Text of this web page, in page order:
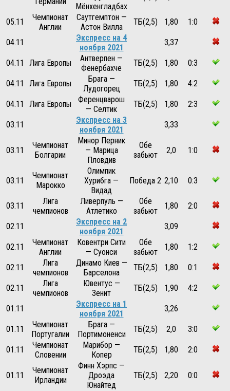
Мёнхенгладбах
05.11
Чемпионат
Англии
Саутгемптон —
Астон Вилла
ТБ(2,5) 1,80 1:0
04.11
Экспресс на 4
ноября 2021
3,37
04.11 Лига Европы
Антверпен —
Фенербахче
ТБ(2,5) 1,80 0:3
04.11 Лига Европы
Брага —
Лудогорец
ТБ(2,5) 1,80 4:2
04.11 Лига Европы
Ференцварош
— Селтик
ТБ(2,5) 1,80 2:3
03.11
Экспресс на 3
ноября 2021
3,33
03.11
Чемпионат
Болгарии
Минор Перник
— Марица
Пловдив
Обе
забьют
2,0 1:0
03.11
Чемпионат
Марокко
Олимпик
Хурибга —
Видад
Победа 2 2,10 0:3
03.11
Лига
чемпионов
Ливерпуль —
Атлетико
Обе
забьют
1,80 2:0
02.11
Экспресс на 2
ноября 2021
3,09
02.11
Чемпионат
Англии
Ковентри Сити
— Суонси
Обе
забьют
1,80 1:2
02.11
Лига
чемпионов
Динамо Киев —
Барселона
ТБ(2,5) 1,80 0:1
02.11
Лига
чемпионов
Ювентус —
Зенит
ТБ(2,5) 1,90 4:2
01.11
Экспресс на 1
ноября 2021
3,26
01.11
Чемпионат
Португалии
Брага —
Портимоненси
ТБ(2,5) 2,0 3:0
01.11
Чемпионат
Словении
Марибор —
Копер
ТБ(2,5) 1,80 2:0
01.11
Чемпионат
Ирландии
Финн Хэрпс —
Дроэда
Юнайтед
ТБ(2,5) 2,20 0:0